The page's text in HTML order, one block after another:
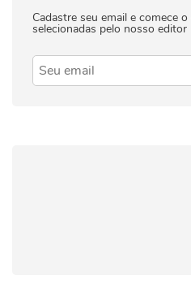
Cadastre seu email e comece
selecionadas pelo nosso editor